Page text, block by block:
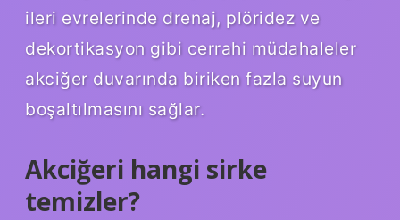
ileri evrelerinde drenaj, plöridez ve
dekortikasyon gibi cerrahi müdahaleler
akciğer duvarında biriken fazla suyun
boşaltılmasını sağlar.
Akciğeri hangi sirke
temizler?